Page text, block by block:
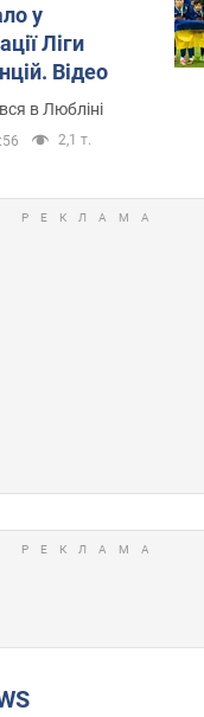
у
Ліги
Відео
в Любліні
2,1 т.